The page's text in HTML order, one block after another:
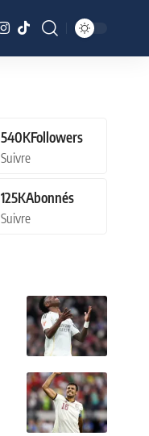
540KFollowers
Suivre
125KAbonnés
Suivre